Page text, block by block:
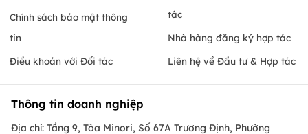
Chính sách bảo mật thông
tin
Điều khoản với Đối tác
tác
Nhà hàng đăng ký hợp tác
Liên hệ về Đầu tư & Hợp tác
Thông tin doanh nghiệp
Địa chỉ: Tầng 9, Tòa Minori, Số 67A Trương Định, Phường